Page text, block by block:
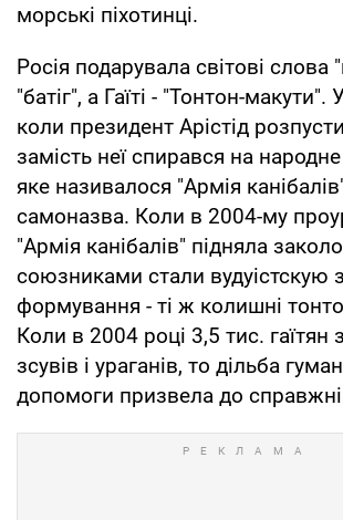
морські піхотинці.
Росія подарувала світові слова
"батіг", а Гаїті - "Тонтон-макути".
коли президент Арістід
замість неї спирався на
яке називалося "Армія
самоназва. Коли в 2004-му
"Армія канібалів" підняла
союзниками стали вудуістскую
формування - ті ж колишні
Коли в 2004 році 3,5 тис. гаїтян
зсувів і ураганів, то дільба
допомоги призвела до